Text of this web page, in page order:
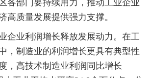
各部门要持续用力，推动工业企业
高质量发展提供强力支撑。
业利润增长释放发展动力。在工
，制造业的利润增长更具有典型性
，高技术制造业利润同比增长